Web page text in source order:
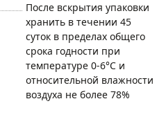
После вскрытия упаковки
хранить в течении 45
суток в пределах общего
срока годности при
температуре 0-6°С и
относительной влажности
воздуха не более 78%